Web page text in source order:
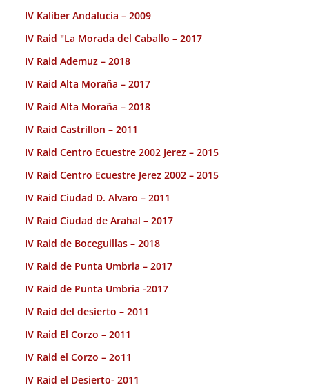
IV Kaliber Andalucia – 2009
IV Raid "La Morada del Caballo – 2017
IV Raid Ademuz – 2018
IV Raid Alta Moraña – 2017
IV Raid Alta Moraña – 2018
IV Raid Castrillon – 2011
IV Raid Centro Ecuestre 2002 Jerez – 2015
IV Raid Centro Ecuestre Jerez 2002 – 2015
IV Raid Ciudad D. Alvaro – 2011
IV Raid Ciudad de Arahal – 2017
IV Raid de Boceguillas – 2018
IV Raid de Punta Umbria – 2017
IV Raid de Punta Umbria -2017
IV Raid del desierto – 2011
IV Raid El Corzo – 2011
IV Raid el Corzo – 2o11
IV Raid el Desierto- 2011